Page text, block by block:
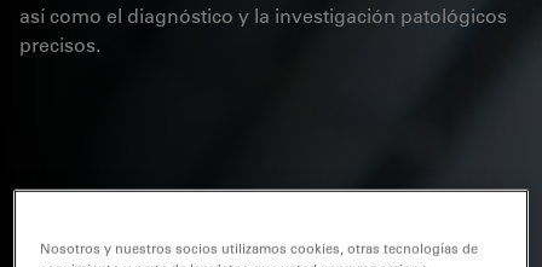
así como el diagnóstico y la investigación patológicos
precisos.
Nosotros y nuestros socios utilizamos cookies, otras tecnologías de